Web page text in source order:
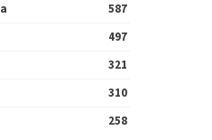
587
497
321
310
258